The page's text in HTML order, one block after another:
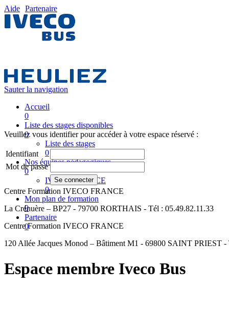
Aide Partenaire
Sauter la navigation
Accueil
0
Liste des stages disponibles
0
Liste des stages
0
Nos équipes pédagogiques
0
IVECO FRANCE
0
Mon plan de formation
0
Partenaire
0
Espace membre Iveco Bus
Veuillez vous identifier pour accéder à votre espace réservé :
Identifiant
Mot de passe
Centre Formation IVECO FRANCE
La Crénuère – BP27 - 79700 RORTHAIS - Tél : 05.49.82.11.33
Centre Formation IVECO FRANCE
120 Allée Jacques Monod – Bâtiment M1 - 69800 SAINT PRIEST